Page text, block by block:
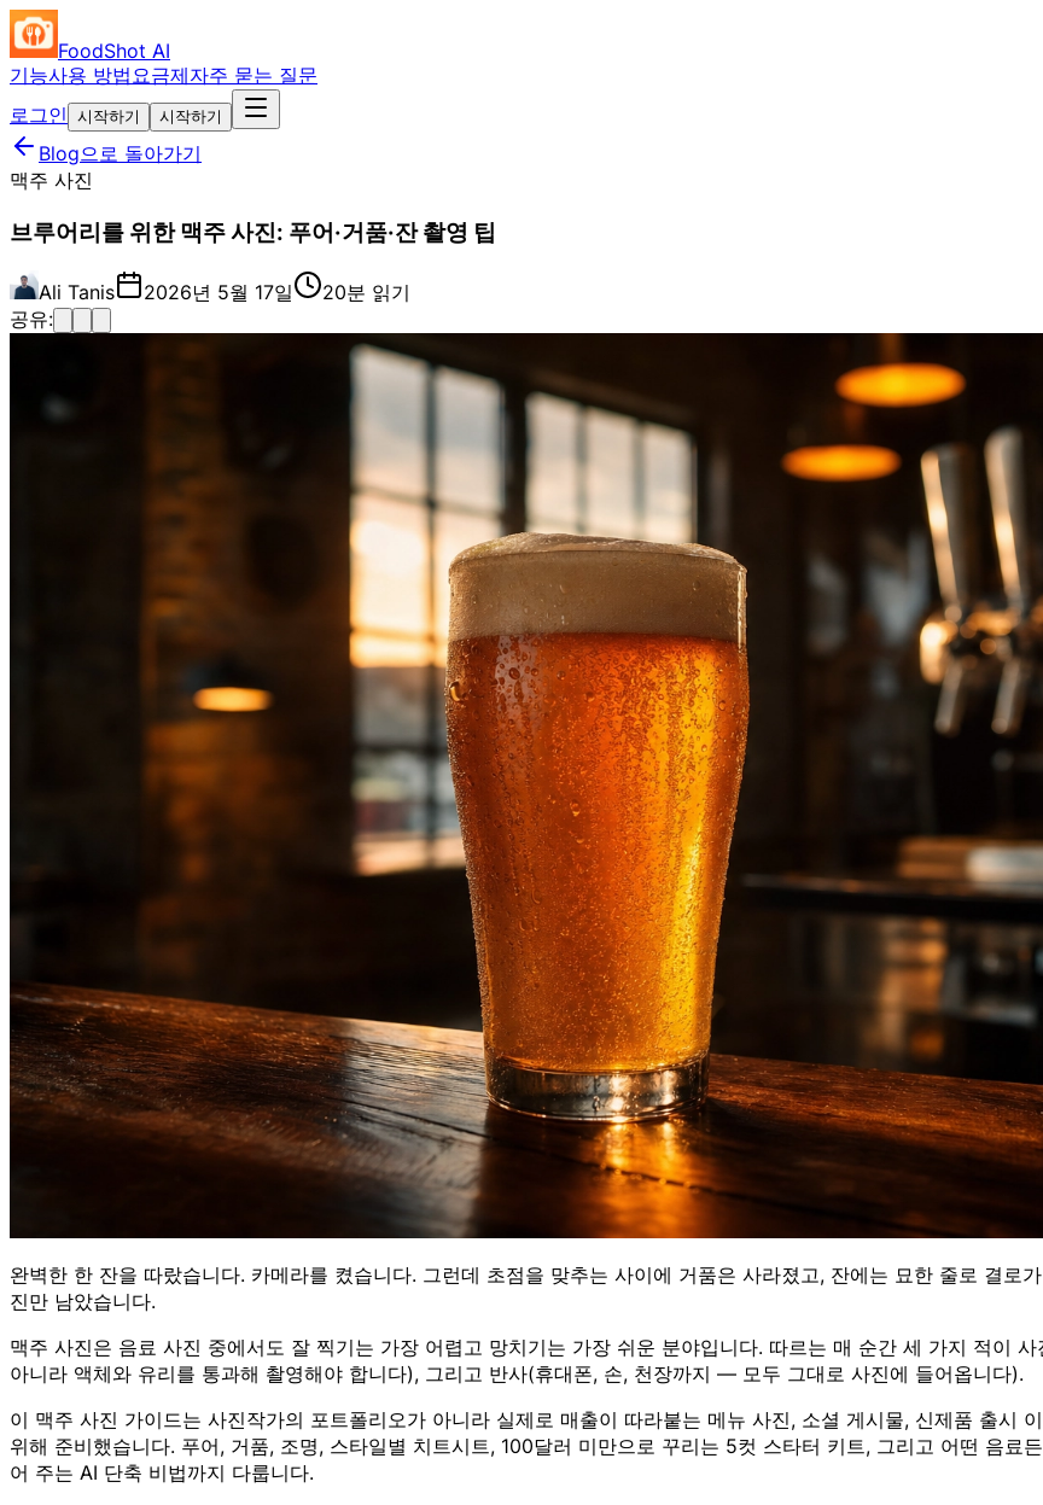
FoodShot AI
기능사용 방법요금제자주 묻는 질문
로그인
시작하기 시작하기
Blog으로 돌아가기
맥주 사진
브루어리를 위한 맥주 사진: 푸어·거품·잔 촬영 팁
Ali Tanis 2026년 5월 17일
20분 읽기
공유:
완벽한 한 잔을 따랐습니다. 카메라를 켰습니다. 그런데 초점을 맞추는 사이에 거품은 사라졌고, 잔에는 묘한 줄로 결로
진만 남았습니다.
맥주 사진은 음료 사진 중에서도 잘 찍기는 가장 어렵고 망치기는 가장 쉬운 분야입니다. 따르는 매 순간 세 가지 적이
아니라 액체와 유리를 통과해 촬영해야 합니다), 그리고 반사(휴대폰, 손, 천장까지 — 모두 그대로 사진에 들어옵니다).
이 맥주 사진 가이드는 사진작가의 포트폴리오가 아니라 실제로 매출이 따라붙는 메뉴 사진, 소셜 게시물, 신제품 출시
위해 준비했습니다. 푸어, 거품, 조명, 스타일별 치트시트, 100달러 미만으로 꾸리는 5컷 스타터 키트, 그리고 어떤 음
어 주는 AI 단축 비법까지 다룹니다.